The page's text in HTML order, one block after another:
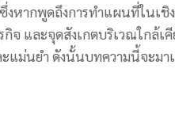
งหากพูดถึงการทำแผนที่ในเชิง
จ และจุดสังเกตบริเวณใกล้เคี
แม่นยำ ดังนั้นบทความนี้จะมา